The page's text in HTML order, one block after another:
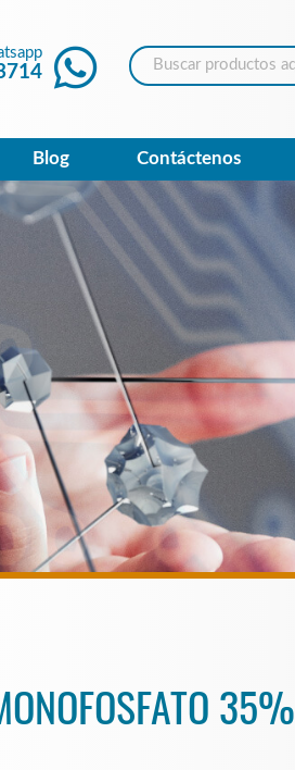
Blog Contáctenos
35%